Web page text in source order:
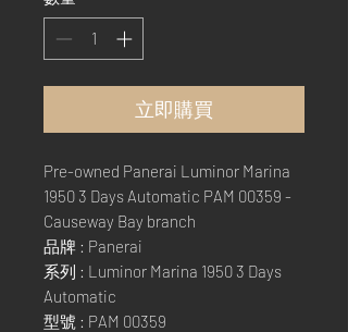
立即購買
Pre-owned Panerai Luminor Marina
1950 3 Days Automatic PAM 00359 -
Causeway Bay branch
品牌 : Panerai
系列 : Luminor Marina 1950 3 Days
Automatic
型號 : PAM 00359